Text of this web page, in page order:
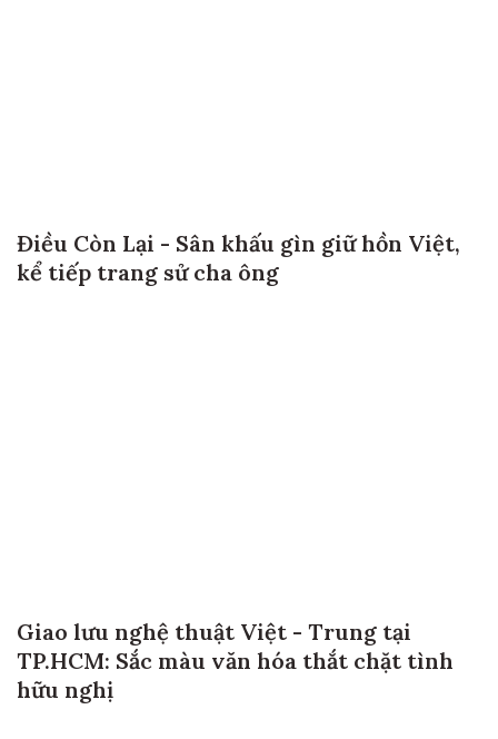
Điều Còn Lại - Sân khấu gìn giữ hồn Việt,
kể tiếp trang sử cha ông
Giao lưu nghệ thuật Việt - Trung tại
TP.HCM: Sắc màu văn hóa thắt chặt tình
hữu nghị